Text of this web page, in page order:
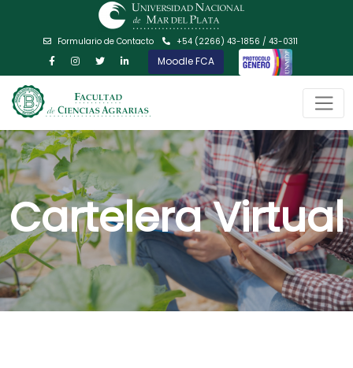
Formulario de Contacto +54 (2266) 43-1856 / 43-0311
Moodle FCA
Cartelera Virtual